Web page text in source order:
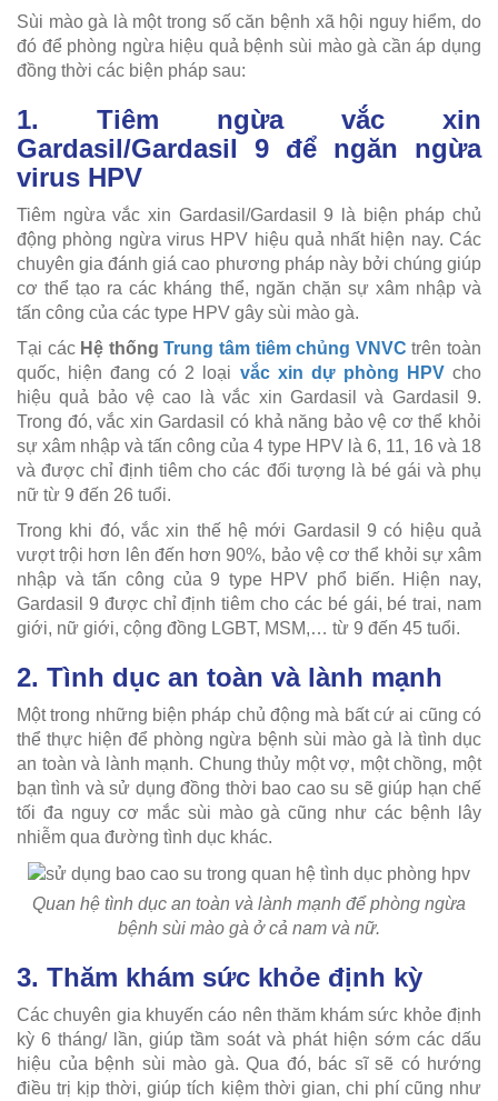
Sùi mào gà là một trong số căn bệnh xã hội nguy hiểm, do
đó để phòng ngừa hiệu quả bệnh sùi mào gà cần áp dụng
đồng thời các biện pháp sau:
1. Tiêm ngừa vắc xin
Gardasil/Gardasil 9 để ngăn ngừa
virus HPV
Tiêm ngừa vắc xin Gardasil/Gardasil 9 là biện pháp chủ
động phòng ngừa virus HPV hiệu quả nhất hiện nay. Các
chuyên gia đánh giá cao phương pháp này bởi chúng giúp
cơ thể tạo ra các kháng thể, ngăn chặn sự xâm nhập và
tấn công của các type HPV gây sùi mào gà.
Tại các Hệ thốngTrung tâm tiêm chủng VNVC trên toàn
quốc, hiện đang có 2 loại vắc xin dự phòng HPVcho
hiệu quả bảo vệ cao là vắc xin Gardasil và Gardasil 9.
Trong đó, vắc xin Gardasil có khả năng bảo vệ cơ thể khỏi
sự xâm nhập và tấn công của 4 type HPV là 6, 11, 16 và 18
và được chỉ định tiêm cho các đối tượng là bé gái và phụ
nữ từ 9 đến 26 tuổi.
Trong khi đó, vắc xin thế hệ mới Gardasil 9 có hiệu quả
vượt trội hơn lên đến hơn 90%, bảo vệ cơ thể khỏi sự xâm
nhập và tấn công của 9 type HPV phổ biến. Hiện nay,
Gardasil 9 được chỉ định tiêm cho các bé gái, bé trai, nam
giới, nữ giới, cộng đồng LGBT, MSM,… từ 9 đến 45 tuổi.
2. Tình dục an toàn và lành mạnh
Một trong những biện pháp chủ động mà bất cứ ai cũng có
thể thực hiện để phòng ngừa bệnh sùi mào gà là tình dục
an toàn và lành mạnh. Chung thủy một vợ, một chồng, một
bạn tình và sử dụng đồng thời bao cao su sẽ giúp hạn chế
tối đa nguy cơ mắc sùi mào gà cũng như các bệnh lây
nhiễm qua đường tình dục khác.
Quan hệ tình dục an toàn và lành mạnh để phòng ngừa
bệnh sùi mào gà ở cả nam và nữ.
3. Thăm khám sức khỏe định kỳ
Các chuyên gia khuyến cáo nên thăm khám sức khỏe định
kỳ 6 tháng/ lần, giúp tầm soát và phát hiện sớm các dấu
hiệu của bệnh sùi mào gà. Qua đó, bác sĩ sẽ có hướng
điều trị kịp thời, giúp tích kiệm thời gian, chi phí cũng như